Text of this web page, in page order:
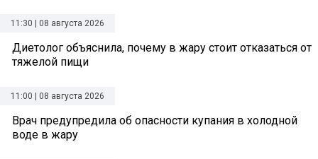
11:30 | 08 августа 2026
Диетолог объяснила, почему в жару стоит отказаться от
тяжелой пищи
11:00 | 08 августа 2026
Врач предупредила об опасности купания в холодной
воде в жару